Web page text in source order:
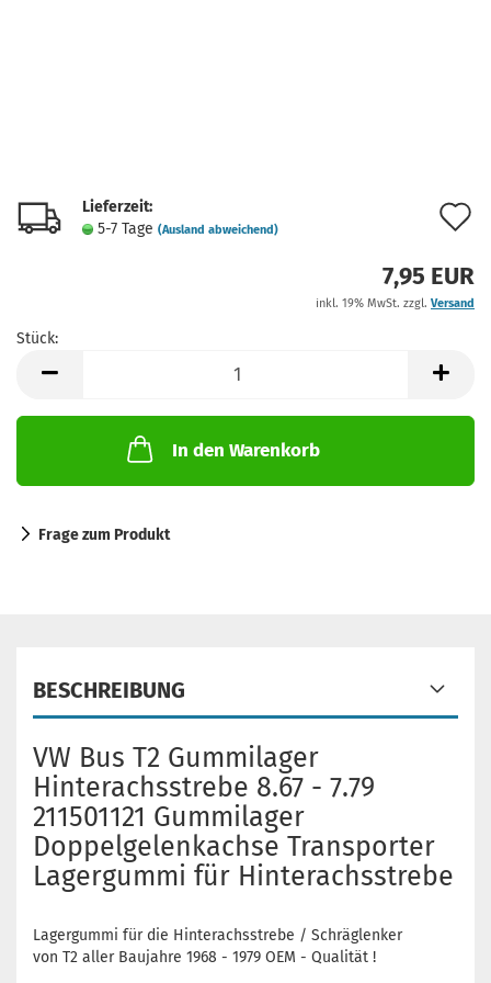
Lieferzeit:
5-7 Tage (Ausland abweichend)
7,95 EUR
inkl. 19% MwSt. zzgl. Versand
Stück:
In den Warenkorb
Frage zum Produkt
BESCHREIBUNG
VW Bus T2 Gummilager
Hinterachsstrebe 8.67 - 7.79
211501121 Gummilager
Doppelgelenkachse Transporter
Lagergummi für Hinterachsstrebe
Lagergummi für die Hinterachsstrebe / Schräglenker
von T2 aller Baujahre 1968 - 1979 OEM - Qualität !